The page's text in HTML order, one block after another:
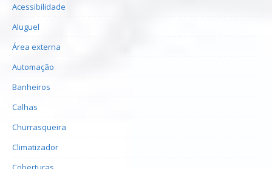
Acessibilidade
Aluguel
Área externa
Automação
Banheiros
Calhas
Churrasqueira
Climatizador